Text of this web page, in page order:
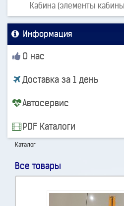
Кабина (элементы
Информация
О нас
Доставка за 1 день
Автосервис
PDF Каталоги
Каталог
Все товары